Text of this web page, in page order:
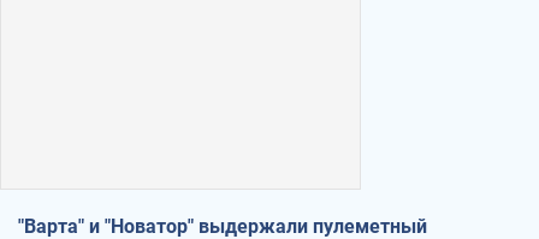
"Варта" и "Новатор" выдержали пулеметный